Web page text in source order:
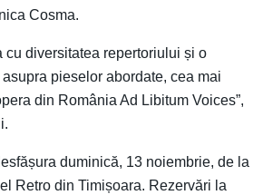
Cosma.
cu diversitatea repertoriului și o
pieselor abordate, cea mai
din România Ad Libitum Voices”,
duminică, 13 noiembrie, de la
Retro din Timișoara. Rezervări la